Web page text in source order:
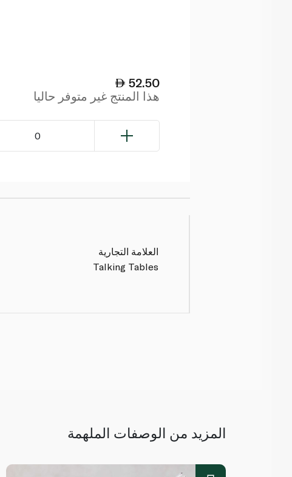
52.50
هذا المنتج غير متوفر حاليا
0
العلامة التجارية
Talking Tables
المزيد من الوصفات الملهمة